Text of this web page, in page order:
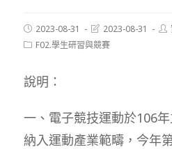
Post
published:
2023-08-31
Post
last
modified:
2023-08-31
PostF02.學生研習與競賽
說明：
一、電子競技運動於106
納入運動產業範疇，今年